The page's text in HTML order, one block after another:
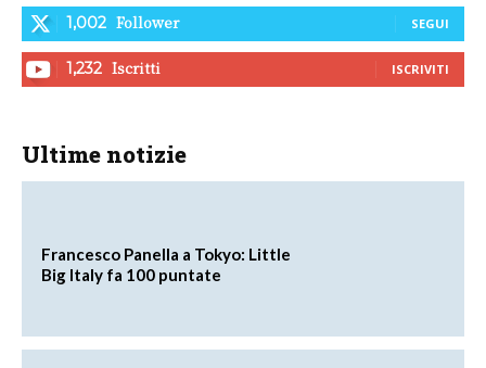
1,002 Follower SEGUI
1,232 Iscritti ISCRIVITI
Ultime notizie
Francesco Panella a Tokyo: Little
Big Italy fa 100 puntate